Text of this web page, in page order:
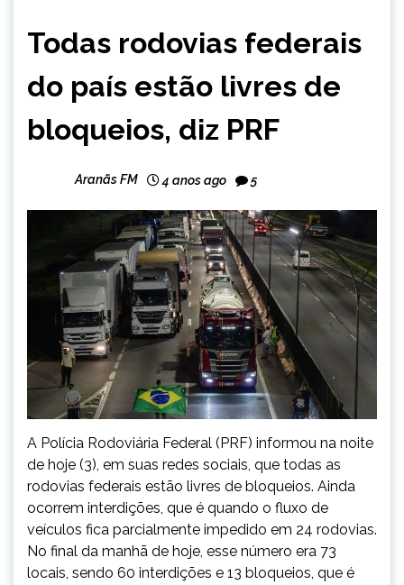
NOTÍCIAS
Todas rodovias federais
do país estão livres de
bloqueios, diz PRF
Aranãs FM 4 anos ago 5
A Polícia Rodoviária Federal (PRF) informou na noite
de hoje (3), em suas redes sociais, que todas as
rodovias federais estão livres de bloqueios. Ainda
ocorrem interdições, que é quando o fluxo de
veículos fica parcialmente impedido em 24 rodovias.
No final da manhã de hoje, esse número era 73
locais, sendo 60 interdições e 13 bloqueios, que é